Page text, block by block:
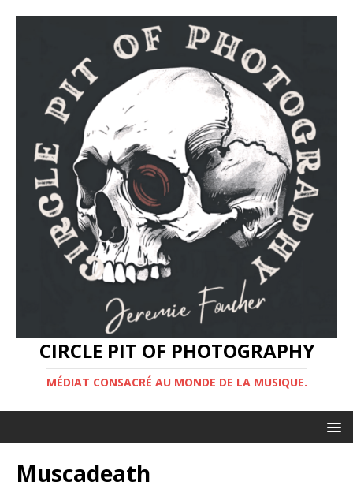
CIRCLE PIT OF PHOTOGRAPHY
MÉDIAT CONSACRÉ AU MONDE DE LA MUSIQUE.
Muscadeath